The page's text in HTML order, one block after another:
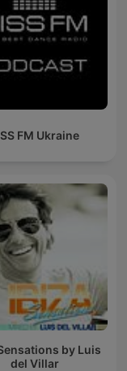
FM Ukraine
by Luis
del Villar